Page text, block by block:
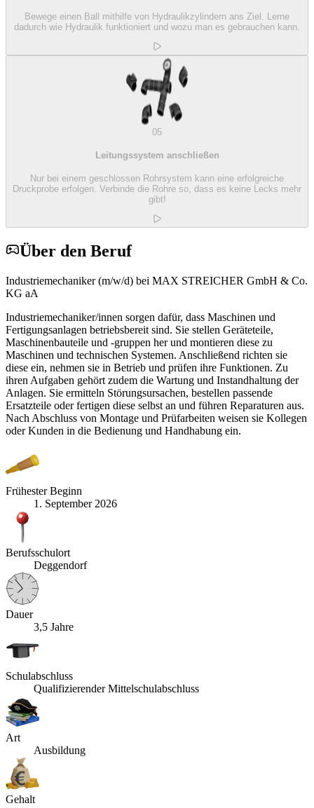
Bewege einen Ball mithilfe von Hydraulikzylindern ans Ziel. Lerne
dadurch wie Hydraulik funktioniert und wozu man es gebrauchen kann.
05
Leitungssystem anschließen
Nur bei einem geschlossen Rohrsystem kann eine erfolgreiche
Druckprobe erfolgen. Verbinde die Rohre so, dass es keine Lecks mehr
gibt!
Über den Beruf
Industriemechaniker (m/w/d) bei MAX STREICHER GmbH & Co.
KG aA
Industriemechaniker/innen sorgen dafür, dass Maschinen und
Fertigungsanlagen betriebsbereit sind. Sie stellen Geräteteile,
Maschinenbauteile und -gruppen her und montieren diese zu
Maschinen und technischen Systemen. Anschließend richten sie
diese ein, nehmen sie in Betrieb und prüfen ihre Funktionen. Zu
ihren Aufgaben gehört zudem die Wartung und Instandhaltung der
Anlagen. Sie ermitteln Störungsursachen, bestellen passende
Ersatzteile oder fertigen diese selbst an und führen Reparaturen aus.
Nach Abschluss von Montage und Prüfarbeiten weisen sie Kollegen
oder Kunden in die Bedienung und Handhabung ein.
Frühester Beginn
1. September 2026
Berufsschulort
Deggendorf
Dauer
3,5 Jahre
Schulabschluss
Qualifizierender Mittelschulabschluss
Art
Ausbildung
Gehalt